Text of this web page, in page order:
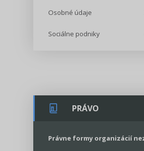
Osobné údaje
Sociálne podniky
PRÁVO
Právne formy organizácií